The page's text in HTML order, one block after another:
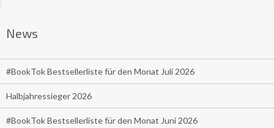
News
#BookTok Bestsellerliste für den Monat Juli 2026
Halbjahressieger 2026
#BookTok Bestsellerliste für den Monat Juni 2026